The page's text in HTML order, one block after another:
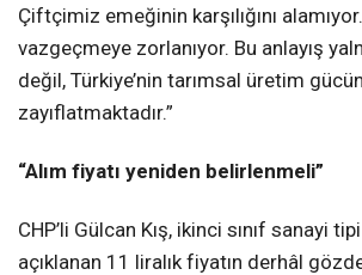
Çiftçimiz emeğinin karşılığını
vazgeçmeye zorlanıyor. Bu anlayış
değil, Türkiye’nin tarımsal üretim
zayıflatmaktadır.”
“Alım fiyatı yeniden belirlenmeli”
CHP’li Gülcan Kış, ikinci sınıf sanayi
açıklanan 11 liralık fiyatın derhâl